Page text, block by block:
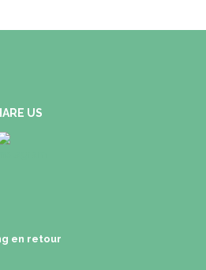
US
en retour